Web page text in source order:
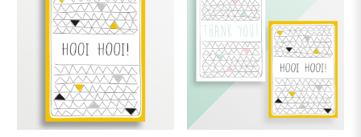
productpagina